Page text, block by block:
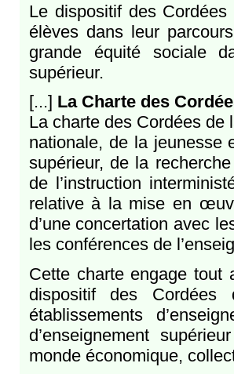
Le dispositif des
élèves dans leur
grande équité sociale
supérieur.
[...] La Charte des
La charte des Cordées de
nationale, de la jeunesse
supérieur, de la
de l’instruction
relative à la mise en
d’une concertation avec
les conférences de
Cette charte engage tout
dispositif des
établissements
d’enseignement
monde économique,